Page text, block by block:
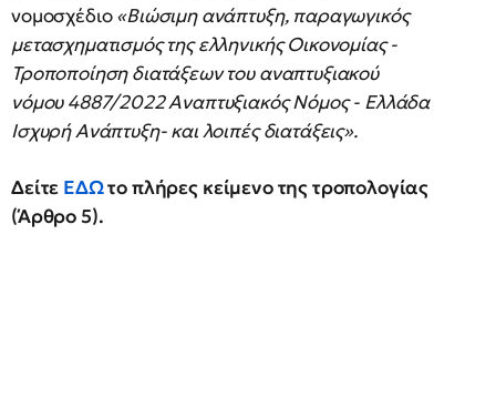
νομοσχέδιο«Βιώσιμη ανάπτυξη, παραγωγικός
μετασχηματισμός της ελληνικής Οικονομίας -
Τροποποίηση διατάξεων του αναπτυξιακού
νόμου 4887/2022 Αναπτυξιακός Νόμος - Ελλάδα
Ισχυρή Ανάπτυξη- και λοιπές διατάξεις».
Δείτε ΕΔΩτο πλήρες κείμενο της τροπολογίας
(Άρθρο 5).